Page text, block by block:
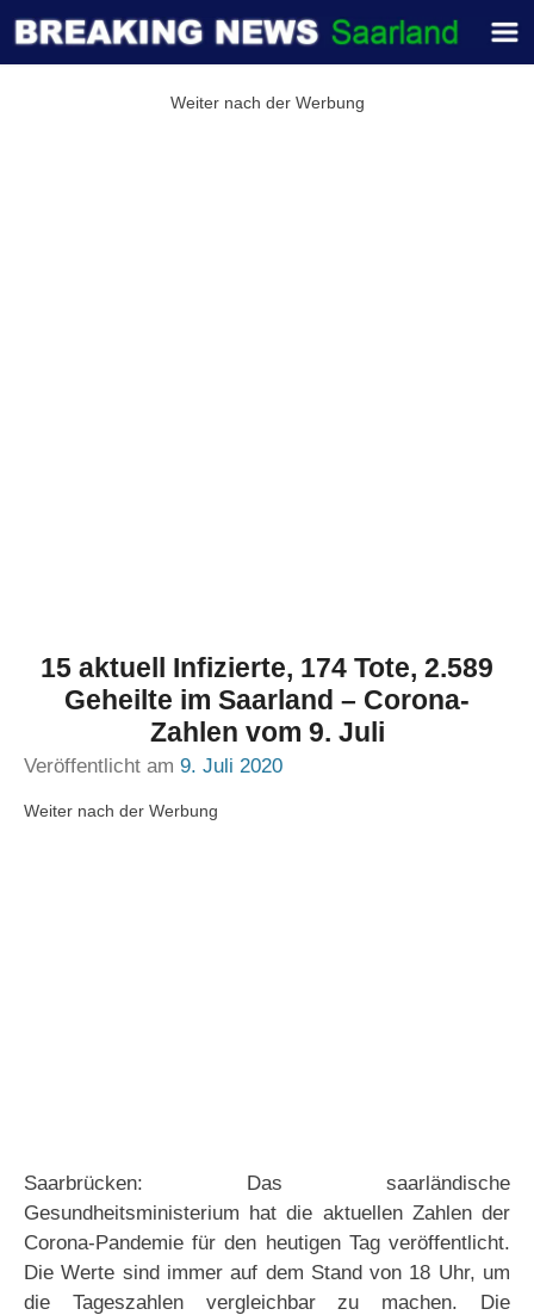
Weiter nach der Werbung
15 aktuell Infizierte, 174 Tote, 2.589
Geheilte im Saarland – Corona-
Zahlen vom 9. Juli
Veröffentlicht am 9. Juli 2020
Weiter nach der Werbung
Saarbrücken: Das saarländische
Gesundheitsministerium hat die aktuellen Zahlen der
Corona-Pandemie für den heutigen Tag veröffentlicht.
Die Werte sind immer auf dem Stand von 18 Uhr, um
die Tageszahlen vergleichbar zu machen. Die